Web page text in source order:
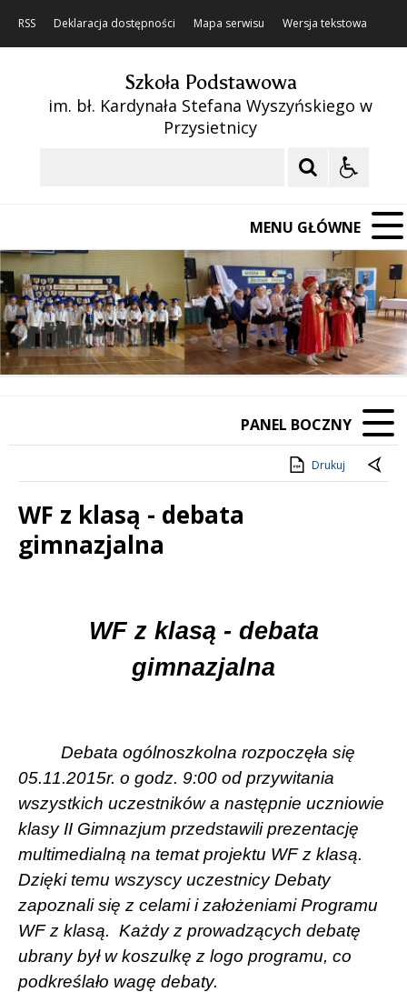
RSS Deklaracja dostępności Mapa serwisu Wersja tekstowa
Szkoła Podstawowa
im. bł. Kardynała Stefana Wyszyńskiego w
Przysietnicy
MENU GŁÓWNE
Poprzedni Element
Następny Element
❚❚
PANEL BOCZNY
Drukuj
WF z klasą - debata
gimnazjalna
WF z klasą - debata
gimnazjalna
Debata ogólnoszkolna rozpoczęła się
05.11.2015r. o godz. 9:00 od przywitania
wszystkich uczestników a następnie uczniowie
klasy II Gimnazjum przedstawili prezentację
multimedialną na temat projektu WF z klasą.
Dzięki temu wszyscy uczestnicy Debaty
zapoznali się z celami i założeniami Programu
WF z klasą. Każdy z prowadzących debatę
ubrany był w koszulkę z logo programu, co
podkreślało wagę debaty.